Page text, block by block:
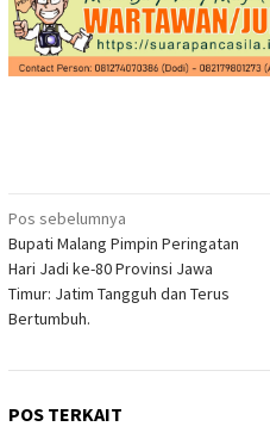
Navigasi
pos
Pos sebelumnya
Bupati Malang Pimpin Peringatan
Hari Jadi ke-80 Provinsi Jawa
Timur: Jatim Tangguh dan Terus
Bertumbuh.
POS TERKAIT